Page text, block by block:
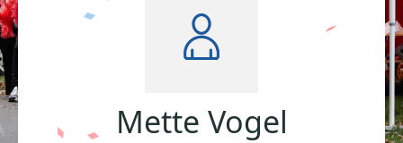
Mette Vogel